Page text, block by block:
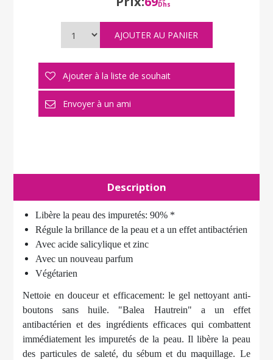
Dhs
Description
Libère la peau des impuretés: 90% *
Régule la brillance de la peau et a un effet antibactérien
Avec acide salicylique et zinc
Avec un nouveau parfum
Végétarien
Nettoie en douceur et efficacement: le gel nettoyant anti-
boutons sans huile. "Balea Hautrein" a un effet
antibactérien et des ingrédients efficaces qui combattent
immédiatement les impuretés de la peau. Il libère la peau
des particules de saleté, du sébum et du maquillage. Le